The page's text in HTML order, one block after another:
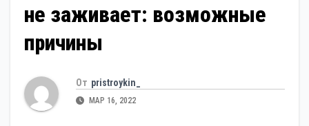
не заживает: возможные
причины
От pristroykin_
МАР 16, 2022